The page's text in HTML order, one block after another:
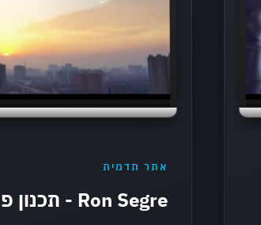
אתר תדמית
Ron Segre - תכנון פיננסי